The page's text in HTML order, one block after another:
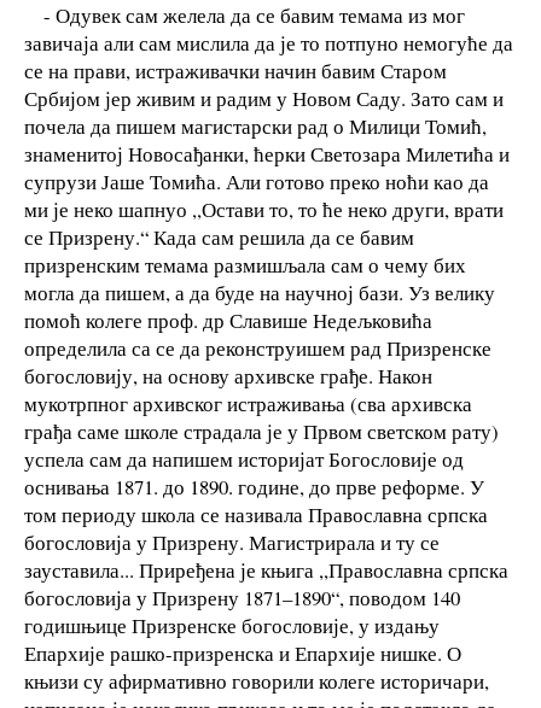
- Одувек сам желела да се бавим темама из мог
завичаја али сам мислила да је то потпуно немогуће да
се на прави, истраживачки начин бавим Старом
Србијом јер живим и радим у Новом Саду. Зато сам и
почела да пишем магистарски рад о Милици Томић,
знаменитој Новосађанки, ћерки Светозара Милетића и
супрузи Јаше Томића. Али готово преко ноћи као да
ми је неко шапнуо ,,Остави то, то ће неко други, врати
се Призрену.“ Када сам решила да се бавим
призренским темама размишљала сам о чему бих
могла да пишем, а да буде на научној бази. Уз велику
помоћ колеге проф. др Славише Недељковића
определила са се да реконструишем рад Призренске
богословију, на основу архивске грађе. Након
мукотрпног архивског истраживања (сва архивска
грађа саме школе страдала је у Првом светском рату)
успела сам да напишем историјат Богословије од
оснивања 1871. до 1890. године, до прве реформе. У
том периоду школа се називала Православна српска
богословија у Призрену. Магистрирала и ту се
зауставила... Приређена је књига ,,Православна српска
богословија у Призрену 1871–1890“, поводом 140
годишњице Призренске богословије, у издању
Епархије рашко-призренска и Епархије нишке. О
књизи су афирмативно говорили колеге историчари,